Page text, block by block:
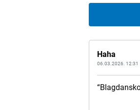
Haha
06.03.2026. 12:31